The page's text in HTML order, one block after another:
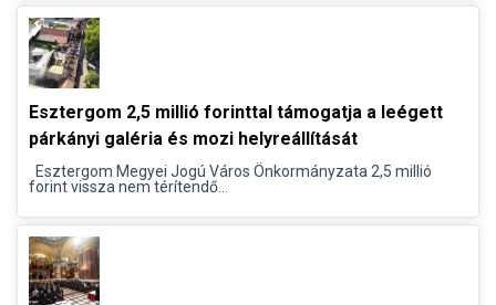
Esztergom 2,5 millió forinttal támogatja a leégett
párkányi galéria és mozi helyreállítását
Esztergom Megyei Jogú Város Önkormányzata 2,5 millió
forint vissza nem térítendő...